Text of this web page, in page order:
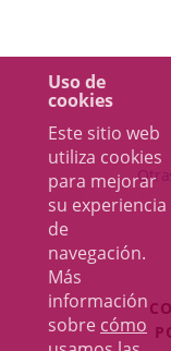
Uso de
cookies
Este sitio web
utiliza cookies
para mejorar
su experiencia
de
navegación.
Más
información
sobre cómo